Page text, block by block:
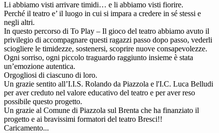
Li abbiamo visti arrivare timidi… e li abbiamo visti fiorire.
Perché il teatro e’ il luogo in cui si impara a credere in sé stessi e
negli altri.
In questo percorso di To Play – Il gioco del teatro abbiamo avuto il
privilegio di accompagnare questi ragazzi passo dopo passo, vederli
sciogliere le timidezze, sostenersi, scoprire nuove consapevolezze.
Ogni sorriso, ogni piccolo traguardo raggiunto insieme è stata
un’emozione autentica.
Orgogliosi di ciascuno di loro.
Un grazie sentito all’I.I.S. Rolando da Piazzola e l'I.C. Luca Belludi
per aver creduto nel valore educativo del teatro e per aver reso
possibile questo progetto.
Un grazie al Comune di Piazzola sul Brenta che ha finanziato il
progetto e ai bravissimi formatori del teatro Bresci!!
Caricamento...